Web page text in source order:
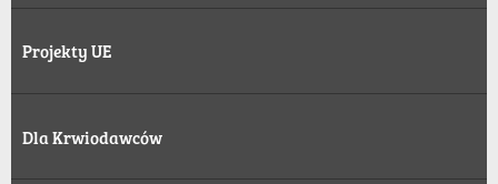
Projekty UE
Dla Krwiodawców